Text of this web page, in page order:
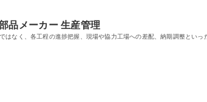
品メーカー 生産管理
なく、各工程の進捗把握、現場や協力工場への差配、納期調整といっ